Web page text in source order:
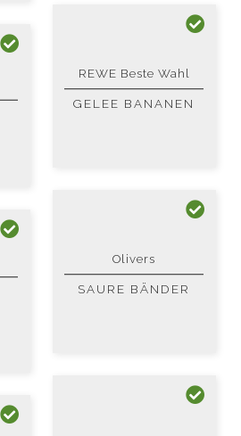
REWE Beste Wahl
GELEE BANANEN
Olivers
SAURE BÄNDER